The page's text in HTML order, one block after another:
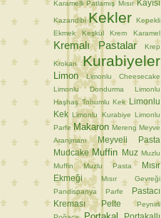
Karamelli Patlamış Mısır Kayısı
Kazandibi Kekler Kepekli
Ekmek
Keşkül Krem Karamel
Kremalı Pastalar Krep
Krokan Kurabiyeler
Limon
Limonlu Cheesecake
Limonlu Dondurma
Limonlu
Haşhaş Tohumlu Kek
Limonlu
Kek Limonlu Kurabiye Limonlu
Parfe Makaron Mereng Meyve
Aranjmanı
Meyveli Pasta
Mudcake Muffin Muz Muzlu
Muffin
Muzlu Pasta
Mısır
Ekmeği
Mısır Gevreği
Pandispanya
Parfe
Pastacı
Kreması
Pelte
Peynirli